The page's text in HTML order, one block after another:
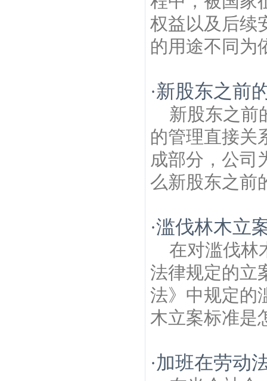
权益以及后续
的用途不同为
·新股东之前
新股东之前
的管理直接关
成部分，公司
么新股东之前
·滥伐林木立
在对滥伐林
法律规定的立
法》中规定的
木立案标准是
·加班在劳动